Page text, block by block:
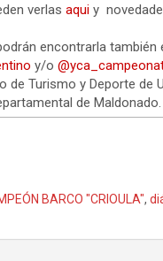
verlas aqui y
encontrarla también
y/o
Turismo y Deporte de
de Maldonado.
BARCO "CRIOULA",